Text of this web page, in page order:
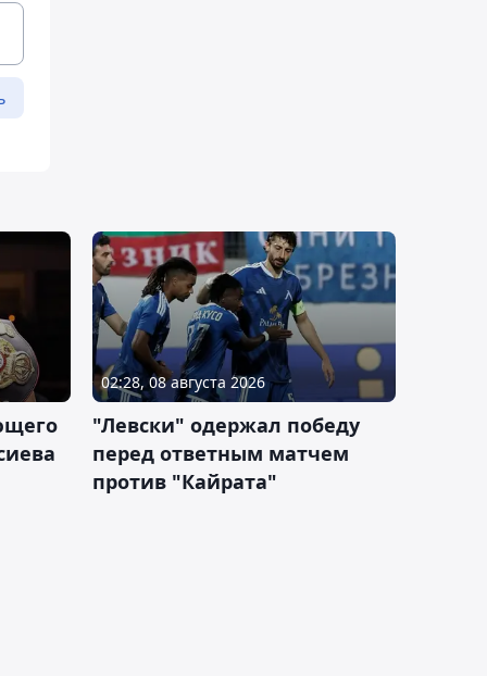
02:28, 08 августа 2026
"Левски" одержал победу
перед ответным матчем
против "Кайрата"